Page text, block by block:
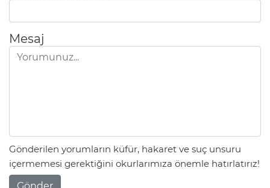
Mesaj
Gönderilen yorumların küfür, hakaret ve suç unsuru
içermemesi gerektiğini okurlarımıza önemle hatırlatırız!